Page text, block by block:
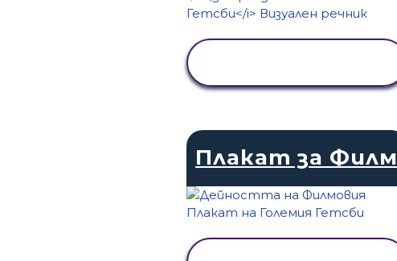
Плакат за Филм